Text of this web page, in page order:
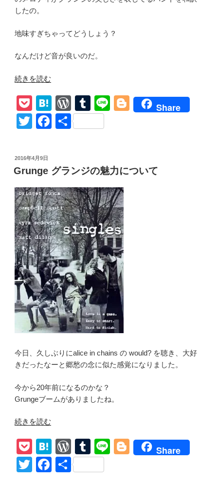
したの。
地味すぎちゃってどうしょう？
なんだけど音が良いのだ。
“Screaming
Lost
You】
和
ラ
ン
を
聴
く
心
構
え
Lyrics”
の
続きを読む
P
o
ck
H
at
e
a
W
or
d
e
ss
T
u
m
r
Li
Bl
er
Share
T
tt
er
F
e
b
o
o
k
共
投
稿
日:
2016年4月9日
Grunge グランジの魅力について
今日、久しぶりにalice in chains の would? を聴き、大好
きだったなーと郷愁の念に似た感覚になりました。
今から20年前になるのかな？
Grungeブームがありましたね。
“Grunge
ラ
ン
ジ
続きを読む
P
o
ck
H
at
e
W
or
d
T
u
m
Li
Bl
Share
T
F
共